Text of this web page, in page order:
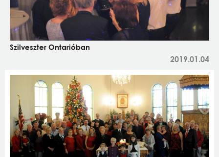
Szilveszter Ontarióban
2019.01.04